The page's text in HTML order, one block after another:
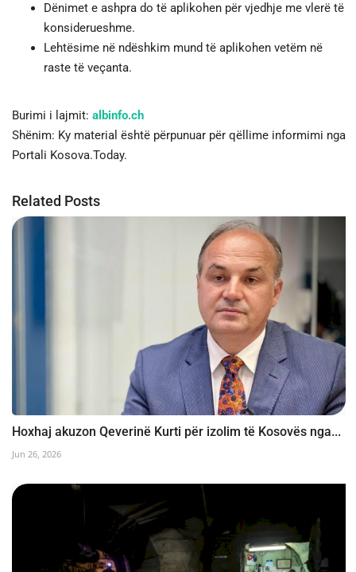
Dënimet e ashpra do të aplikohen për vjedhje me vlerë të
konsiderueshme.
Lehtësime në ndëshkim mund të aplikohen vetëm në
raste të veçanta.
Burimi i lajmit: albinfo.ch
Shënim: Ky material është përpunuar për qëllime informimi nga
Portali Kosova.Today.
Related Posts
Hoxhaj akuzon Qeverinë Kurti për izolim të Kosovës nga...
Jun 26, 2026